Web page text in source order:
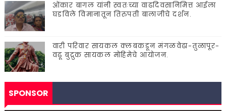
ओंकार बागल यांनी स्वतःच्या वाढदिवसानिमित्त आईला
घडविले विमानातून तिरुपती बालाजीचे दर्शन.
वारी परिवार सायकल क्लबकडून मंगळवेढा-तुळापूर-
वढू बुद्रुक सायकल मोहिमेचे आयोजन.
SPONSOR